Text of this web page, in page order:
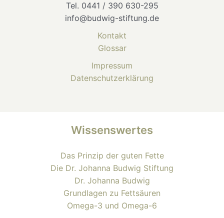
Tel. 0441 / 390 630-295
info@budwig-stiftung.de
Kontakt
Glossar
Impressum
Datenschutzerklärung
Wissenswertes
Das Prinzip der guten Fette
Die Dr. Johanna Budwig Stiftung
Dr. Johanna Budwig
Grundlagen zu Fettsäuren
Omega-3 und Omega-6